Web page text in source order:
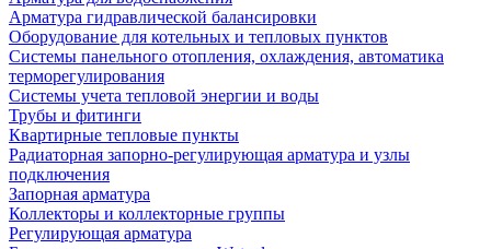
Арматура гидравлической балансировки
Оборудование для котельных и тепловых пунктов
Системы панельного отопления, охлаждения, автоматика
терморегулирования
Системы учета тепловой энергии и воды
Трубы и фитинги
Квартирные тепловые пункты
Радиаторная запорно-регулирующая арматура и узлы
подключения
Запорная арматура
Коллекторы и коллекторные группы
Регулирующая арматура